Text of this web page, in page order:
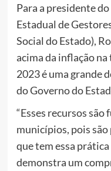
Para a presidente
Estadual de
Social do Estado),
acima da inflação
2023 é uma grande
do Governo do
“Esses recursos
municípios, pois são
que tem essa
demonstra um